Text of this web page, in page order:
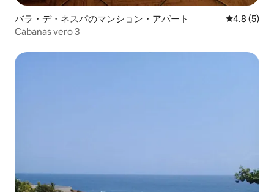
バラ・デ・ネスパのマンション・アパート レビュー5
4.8 (5)
Cabanas vero 3